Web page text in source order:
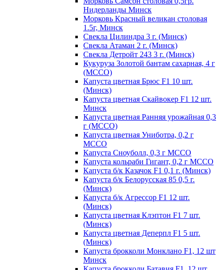
Нидерланды Минск
Морковь Красный великан столовая
1.5г, Минск
Свекла Цилиндра 3 г. (Минск)
Свекла Атаман 2 г. (Минск)
Свекла Детройт 243 3 г. (Минск)
Кукуруза Золотой бантам сахарная, 4 г
(МССО)
Капуста цветная Брюс F1 10 шт.
(Минск)
Капуста цветная Скайвокер F1 12 шт.
Минск
Капуста цветная Ранняя урожайная 0,3
г (МССО)
Капуста цветная Униботра, 0,2 г
МССО
Капуста Сноуболл, 0,3 г МССО
Капуста кольраби Гигант, 0,2 г МССО
Капуста б/к Казачок F1 0,1 г. (Минск)
Капуста б/к Белорусская 85 0,5 г.
(Минск)
Капуста б/к Агрессор F1 12 шт.
(Минск)
Капуста цветная Клэптон F1 7 шт.
(Минск)
Капуста цветная Деперпл F1 5 шт.
(Минск)
Капуста брокколи Монклано F1, 12 шт
Минск